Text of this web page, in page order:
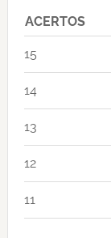
ACERTOS
15
14
13
12
11